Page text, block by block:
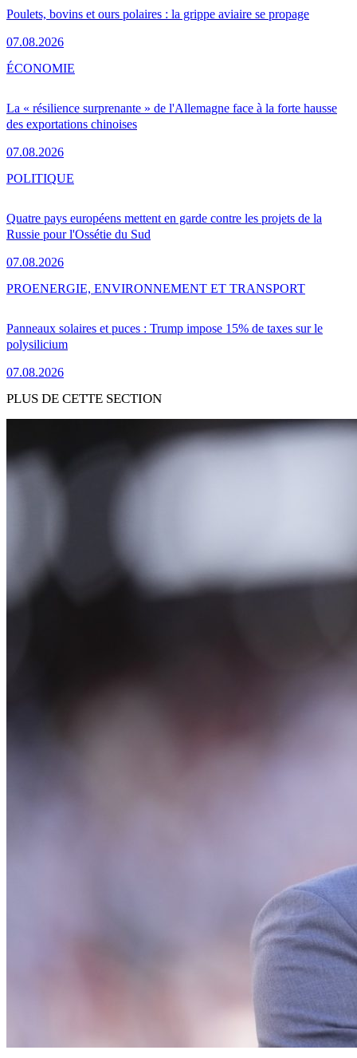
Poulets, bovins et ours polaires : la grippe aviaire se propage
07.08.2026
La « résilience surprenante » de l'Allemagne face à la forte hausse
des exportations chinoises
07.08.2026
ÉCONOMIE
Quatre pays européens mettent en garde contre les projets de la
Russie pour l'Ossétie du Sud
07.08.2026
POLITIQUE
Panneaux solaires et puces : Trump impose 15% de taxes sur le
polysilicium
07.08.2026
PROENERGIE, ENVIRONNEMENT ET TRANSPORT
PLUS DE CETTE SECTION